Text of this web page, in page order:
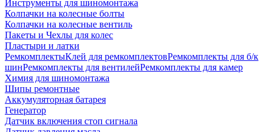
Инструменты для шиномонтажа
Колпачки на колесные болты
Колпачки на колесные вентиль
Пакеты и Чехлы для колес
Пластыри и латки
РемкомплектыКлей для ремкомплектовРемкомплекты для б/к
шинРемкомплекты для вентилейРемкомплекты для камер
Химия для шиномонтажа
Шипы ремонтные
Аккумуляторная батарея
Генератор
Датчик включения стоп сигнала